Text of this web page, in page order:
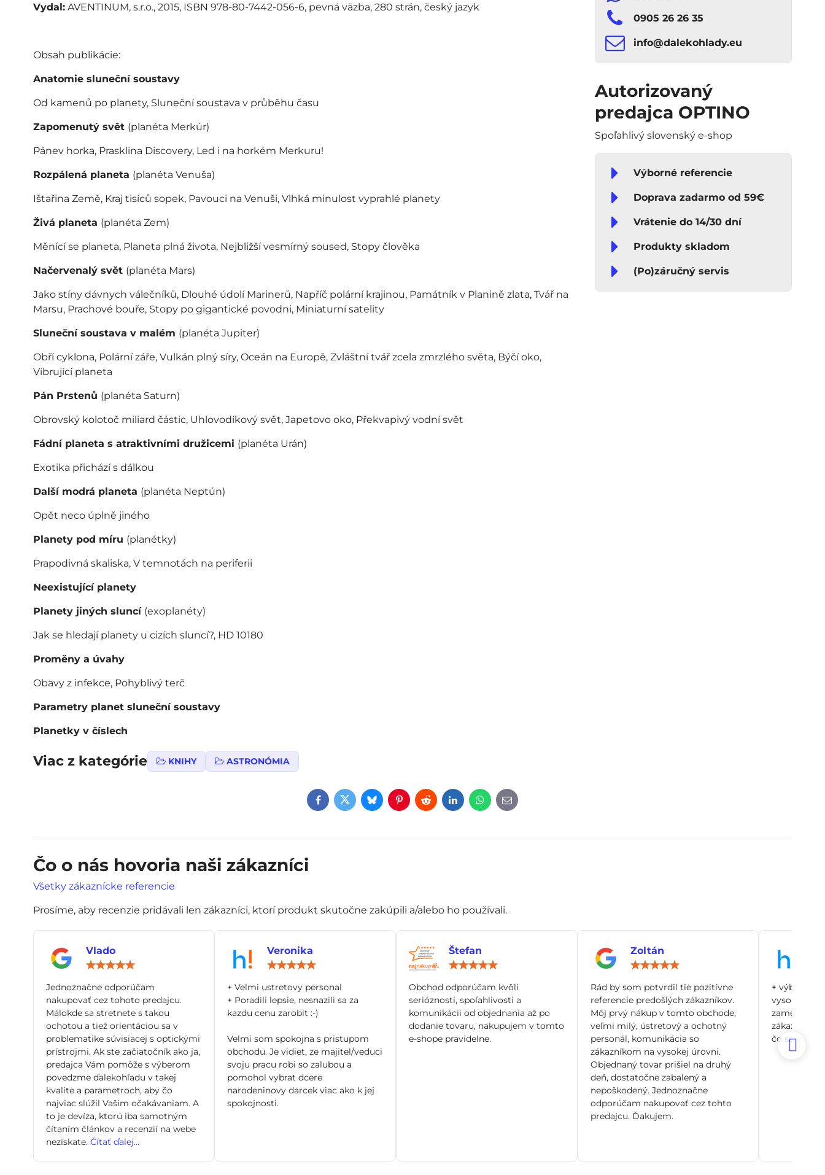
Vydal:AVENTINUM, s.r.o., 2015, ISBN 978-80-7442-056-6, pevná väzba, 280 strán, český jazyk
Obsah publikácie:
Anatomie sluneční soustavy
Od kamenů po planety, Sluneční soustava v průběhu času
Zapomenutý svět (planéta Merkúr)
Pánev horka, Prasklina Discovery, Led i na horkém Merkuru!
Rozpálená planeta (planéta Venuša)
Ištařina Země, Kraj tisíců sopek, Pavouci na Venuši, Vlhká minulost vyprahlé planety
Živá planeta (planéta Zem)
Měnící se planeta, Planeta plná života, Nejbližší vesmírný soused, Stopy člověka
Načervenalý svět (planéta Mars)
Jako stíny dávnych válečníků, Dlouhé údolí Marinerů, Napříč polární krajinou, Památník v Planině zlata, Tvář na
Marsu, Prachové bouře, Stopy po gigantické povodni, Miniaturní satelity
Sluneční soustava v malém (planéta Jupiter)
Obří cyklona, Polární záře, Vulkán plný síry, Oceán na Europě, Zvláštní tvář zcela zmrzlého světa, Býčí oko,
Vibrující planeta
Pán Prstenů (planéta Saturn)
Obrovský kolotoč miliard částic, Uhlovodíkový svět, Japetovo oko, Překvapivý vodní svět
Fádní planeta s atraktivními družicemi (planéta Urán)
Exotika přichází s dálkou
Další modrá planeta (planéta Neptún)
Opět neco úplně jiného
Planety pod míru (planétky)
Prapodivná skaliska, V temnotách na periferii
Neexistující planety
Planety jiných sluncí (exoplanéty)
Jak se hledají planety u cizích sluncí?, HD 10180
Proměny a úvahy
Obavy z infekce, Pohyblivý terč
Parametry planet sluneční soustavy
Planetky v číslech
Viac z kategórie KNIHY ASTRONÓMIA
0905 26 26 35
info​​@dalekohlady​​.eu
Autorizovaný
predajca OPTINO
Spoľahlivý slovenský e-shop
Výborné referencie
Doprava zadarmo od 59€
Vrátenie do 14/30 dní
Produkty skladom
(Po)záručný servis
Facebook
TwitterBlueskyPinterest
RedditLinkedInWhatsApp
E-
mail
Čo o nás hovoria naši zákazníci
Všetky zákaznícke referencie
Prosíme, aby recenzie pridávali len zákazníci, ktorí produkt skutočne zakúpili a/alebo ho používali.
Vlado
Jednoznačne odporúčam
nakupovať cez tohoto predajcu.
Málokde sa stretnete s takou
ochotou a tiež orientáciou sa v
problematike súvisiacej s optickými
prístrojmi. Ak ste začiatočník ako ja,
predajca Vám pomôže s výberom
povedzme ďalekohľadu v takej
kvalite a parametroch, aby čo
najviac slúžil Vašim očakávaniam. A
to je devíza, ktorú iba samotným
čítaním článkov a recenzií na webe
nezískate. Čítať ďalej...
Veronika
+ Velmi ustretovy personal
+ Poradili lepsie, nesnazili sa za
kazdu cenu zarobit :-)
Velmi som spokojna s pristupom
obchodu. Je vidiet, ze majitel/veduci
svoju pracu robi so zalubou a
pomohol vybrat dcere
narodeninovy darcek viac ako k jej
spokojnosti.
Štefan
Obchod odporúčam kvôli
serióznosti, spoľahlivosti a
komunikácii od objednania až po
dodanie tovaru, nakupujem v tomto
e-shope pravidelne.
Zoltán
/
5
Rád by som potvrdil tie pozitívne
referencie predošlých zákazníkov.
Môj prvý nákup v tomto obchode,
veľmi milý, ústretový a ochotný
personál, komunikácia so
zákazníkom na vysokej úrovni.
Objednaný tovar prišiel na druhý
deň, dostatočne zabalený a
nepoškodený. Jednoznačne
odporúčam nakupovať cez tohto
predajcu. Ďakujem.
+ výborný
vysoko
zamerané
zákazníka,
čo sa dá.